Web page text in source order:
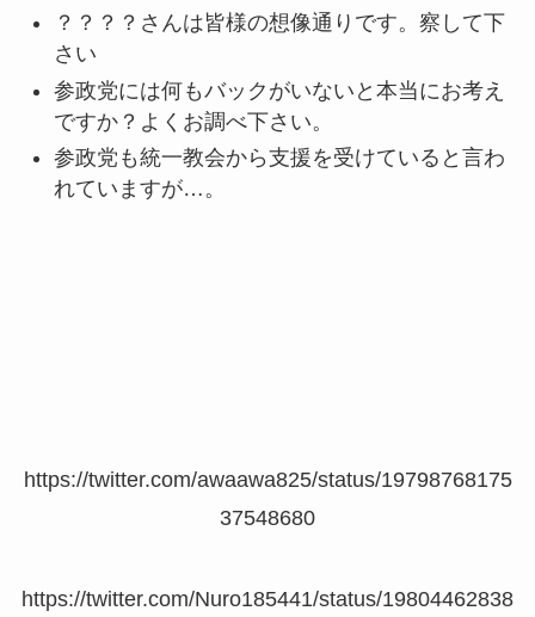
？？？？さんは皆様の想像通りです。察して下
さい
参政党には何もバックがいないと本当にお考え
ですか？よくお調べ下さい。
参政党も統一教会から支援を受けていると言わ
れていますが…。
https://twitter.com/awaawa825/status/19798768175
37548680
https://twitter.com/Nuro185441/status/19804462838